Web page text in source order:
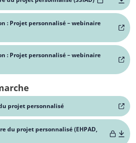
: Projet personnalisé – webinaire
: Projet personnalisé – webinaire
projet personnalisé
du projet personnalisé (EHPAD,